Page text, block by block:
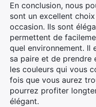
En conclusion, nous
sont un excellent
occasion. Ils sont
permettent de
quel environnement. Il
sa paire et de prendre
les couleurs qui vous
fois que vous aurez
pourrez profiter
élégant.